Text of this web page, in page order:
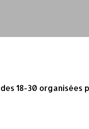
18-30 organisées